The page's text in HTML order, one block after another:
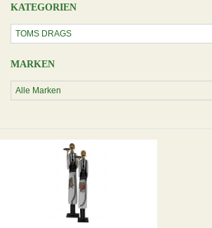
KATEGORIEN
MARKEN